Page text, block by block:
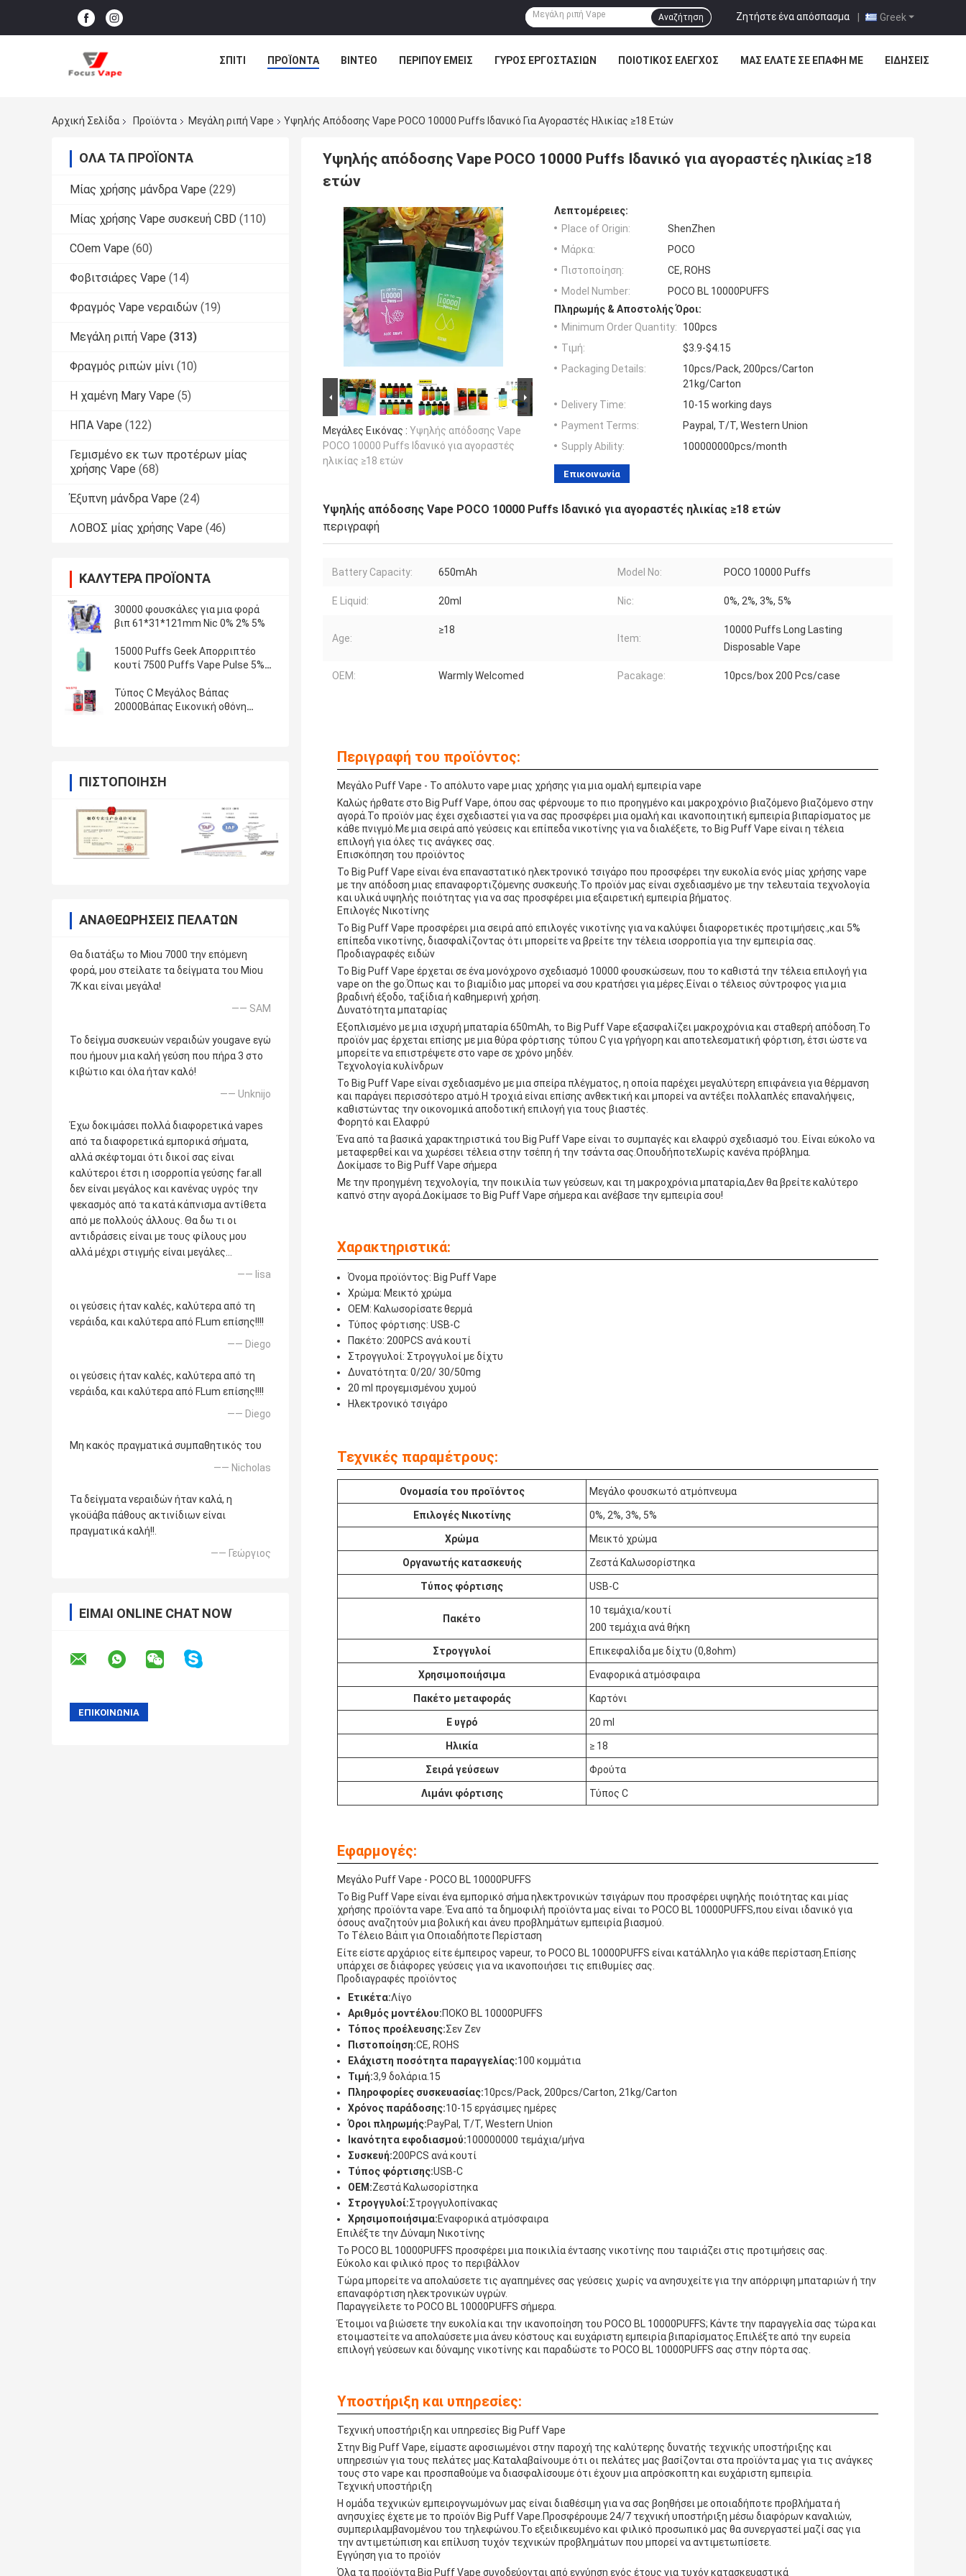
Greek
Ζητήστε ένα απόσπασμα |
Αναζήτηση
ΣΠΊΤΙ ΠΡΟΪΌΝΤΑ ΒΊΝΤΕΟ ΠΕΡΊΠΟΥ ΕΜΕΊΣ ΓΎΡΟΣ ΕΡΓΟΣΤΑΣΊΩΝ ΠΟΙΟΤΙΚΌΣ ΈΛΕΓΧΟΣ ΜΑΣ ΕΛΆΤΕ ΣΕ ΕΠΑΦΉ ΜΕ ΕΙΔΉΣΕΙΣ
Αρχική Σελίδα Προϊόντα Μεγάλη ριπή Vape Υψηλής Απόδοσης Vape POCO 10000 Puffs Ιδανικό Για Αγοραστές Ηλικίας ≥18 Ετών
ΌΛΑ ΤΑ ΠΡΟΪΌΝΤΑ
Μίας χρήσης μάνδρα Vape (229)
Μίας χρήσης Vape συσκευή CBD (110)
COem Vape (60)
Φοβιτσιάρες Vape (14)
Φραγμός Vape νεραιδών (19)
Μεγάλη ριπή Vape (313)
Φραγμός ριπών μίνι (10)
Η χαμένη Mary Vape (5)
ΗΠΑ Vape (122)
Γεμισμένο εκ των προτέρων μίας
χρήσης Vape (68)
Έξυπνη μάνδρα Vape (24)
ΛΟΒΟΣ μίας χρήσης Vape (46)
ΚΑΛΎΤΕΡΑ ΠΡΟΪΌΝΤΑ
30000 φουσκάλες για μια φορά
βιπ 61*31*121mm Nic 0% 2% 5%
15000 Puffs Geek Απορριπτέο
κουτί 7500 Puffs Vape Pulse 5%
Τύπος C Μεγάλος Βάπας
20000Βάπας Εικονική οθόνη
ΠΙΣΤΟΠΟΊΗΣΗ
ΑΝΑΘΕΩΡΉΣΕΙΣ ΠΕΛΑΤΏΝ
Θα διατάξω το Miou 7000 την επόμενη
φορά, μου στείλατε τα δείγματα του Miou
7K και είναι μεγάλα!
—— SAM
Το δείγμα συσκευών νεραιδών yougave εγώ
που ήμουν μια καλή γεύση που πήρα 3 στο
κιβώτιο και όλα ήταν καλό!
—— Unknijo
Έχω δοκιμάσει πολλά διαφορετικά vapes
από τα διαφορετικά εμπορικά σήματα,
αλλά σκέφτομαι ότι δικοί σας είναι
καλύτεροι έτσι η ισορροπία γεύσης far.all
δεν είναι μεγάλος και κανένας υγρός την
ψεκασμός από τα κατά κάπνισμα αντίθετα
από με πολλούς άλλους. Θα δω τι οι
αντιδράσεις είναι με τους φίλους μου
αλλά μέχρι στιγμής είναι μεγάλες…
—— lisa
οι γεύσεις ήταν καλές, καλύτερα από τη
νεράιδα, και καλύτερα από FLum επίσης!!!!
—— Diego
οι γεύσεις ήταν καλές, καλύτερα από τη
νεράιδα, και καλύτερα από FLum επίσης!!!!
—— Diego
Μη κακός πραγματικά συμπαθητικός του
—— Nicholas
Τα δείγματα νεραιδών ήταν καλά, η
γκοϋάβα πάθους ακτινίδιων είναι
πραγματικά καλή!!.
—— Γεώργιος
ΕΊΜΑΙ ONLINE CHAT NOW
Υψηλής απόδοσης Vape POCO 10000 Puffs Ιδανικό για αγοραστές ηλικίας ≥18
ετών
Μεγάλες Εικόνας : Υψηλής απόδοσης Vape
POCO 10000 Puffs Ιδανικό για αγοραστές
ηλικίας ≥18 ετών
Λεπτομέρειες:
Place of Origin:
ShenZhen
Μάρκα:
POCO
Πιστοποίηση:
CE, ROHS
Model Number:
POCO BL 10000PUFFS
Πληρωμής & Αποστολής Όροι:
Minimum Order Quantity:
100pcs
Τιμή:
$3.9-$4.15
Packaging Details:
10pcs/Pack, 200pcs/Carton
21kg/Carton
Delivery Time:
10-15 working days
Payment Terms:
Paypal, T/T, Western Union
Supply Ability:
100000000pcs/month
Επικοινωνία
Υψηλής απόδοσης Vape POCO 10000 Puffs Ιδανικό για αγοραστές ηλικίας ≥18 ετών
περιγραφή
Battery Capacity: 650mAh Model No: POCO 10000 Puffs
E Liquid: 20ml Nic: 0%, 2%, 3%, 5%
Age:
≥18
Item:
10000 Puffs Long Lasting
Disposable Vape
OEM: Warmly Welcomed Pacakage: 10pcs/box 200 Pcs/case
Περιγραφή του προϊόντος:
Μεγάλο Puff Vape - Το απόλυτο vape μιας χρήσης για μια ομαλή εμπειρία vape
Καλώς ήρθατε στο Big Puff Vape, όπου σας φέρνουμε το πιο προηγμένο και μακροχρόνιο βιαζόμενο βιαζόμενο στην
αγορά.Το προϊόν μας έχει σχεδιαστεί για να σας προσφέρει μια ομαλή και ικανοποιητική εμπειρία βιπαρίσματος με
κάθε πνιγμό.Με μια σειρά από γεύσεις και επίπεδα νικοτίνης για να διαλέξετε, το Big Puff Vape είναι η τέλεια
επιλογή για όλες τις ανάγκες σας.
Επισκόπηση του προϊόντος
Το Big Puff Vape είναι ένα επαναστατικό ηλεκτρονικό τσιγάρο που προσφέρει την ευκολία ενός μίας χρήσης vape
με την απόδοση μιας επαναφορτιζόμενης συσκευής.Το προϊόν μας είναι σχεδιασμένο με την τελευταία τεχνολογία
και υλικά υψηλής ποιότητας για να σας προσφέρει μια εξαιρετική εμπειρία βήματος.
Επιλογές Νικοτίνης
Το Big Puff Vape προσφέρει μια σειρά από επιλογές νικοτίνης για να καλύψει διαφορετικές προτιμήσεις.,και 5%
επίπεδα νικοτίνης, διασφαλίζοντας ότι μπορείτε να βρείτε την τέλεια ισορροπία για την εμπειρία σας.
Προδιαγραφές ειδών
Το Big Puff Vape έρχεται σε ένα μονόχρονο σχεδιασμό 10000 φουσκώσεων, που το καθιστά την τέλεια επιλογή για
vape on the go.Όπως και το βιαμίδιο μας μπορεί να σου κρατήσει για μέρες.Είναι ο τέλειος σύντροφος για μια
βραδινή έξοδο, ταξίδια ή καθημερινή χρήση.
Δυνατότητα μπαταρίας
Εξοπλισμένο με μια ισχυρή μπαταρία 650mAh, το Big Puff Vape εξασφαλίζει μακροχρόνια και σταθερή απόδοση.Το
προϊόν μας έρχεται επίσης με μια θύρα φόρτισης τύπου C για γρήγορη και αποτελεσματική φόρτιση, έτσι ώστε να
μπορείτε να επιστρέψετε στο vape σε χρόνο μηδέν.
Τεχνολογία κυλίνδρων
Το Big Puff Vape είναι σχεδιασμένο με μια σπείρα πλέγματος, η οποία παρέχει μεγαλύτερη επιφάνεια για θέρμανση
και παράγει περισσότερο ατμό.Η τροχιά είναι επίσης ανθεκτική και μπορεί να αντέξει πολλαπλές επαναλήψεις,
καθιστώντας την οικονομικά αποδοτική επιλογή για τους βιαστές.
Φορητό και Ελαφρύ
Ένα από τα βασικά χαρακτηριστικά του Big Puff Vape είναι το συμπαγές και ελαφρύ σχεδιασμό του. Είναι εύκολο να
μεταφερθεί και να χωρέσει τέλεια στην τσέπη ή την τσάντα σας.ΟπουδήποτεΧωρίς κανένα πρόβλημα.
Δοκίμασε το Big Puff Vape σήμερα
Με την προηγμένη τεχνολογία, την ποικιλία των γεύσεων, και τη μακροχρόνια μπαταρία,Δεν θα βρείτε καλύτερο
καπνό στην αγορά.Δοκίμασε το Big Puff Vape σήμερα και ανέβασε την εμπειρία σου!
Χαρακτηριστικά:
Όνομα προϊόντος: Big Puff Vape
Χρώμα: Μεικτό χρώμα
OEM: Καλωσορίσατε θερμά
Τύπος φόρτισης: USB-C
Πακέτο: 200PCS ανά κουτί
Στρογγυλοί: Στρογγυλοί με δίχτυ
Δυνατότητα: 0/20/ 30/50mg
20 ml προγεμισμένου χυμού
Ηλεκτρονικό τσιγάρο
Τεχνικές παραμέτρους:
Ονομασία του προϊόντος Μεγάλο φουσκωτό ατμόπνευμα
Επιλογές Νικοτίνης 0%, 2%, 3%, 5%
Χρώμα Μεικτό χρώμα
Οργανωτής κατασκευής Ζεστά Καλωσορίστηκα
Τύπος φόρτισης USB-C
Πακέτο
10 τεμάχια/κουτί
200 τεμάχια ανά θήκη
Στρογγυλοί Επικεφαλίδα με δίχτυ (0,8ohm)
Χρησιμοποιήσιμα Εναφορικά ατμόσφαιρα
Πακέτο μεταφοράς Καρτόνι
Ε υγρό 20 ml
Ηλικία ≥ 18
Σειρά γεύσεων Φρούτα
Λιμάνι φόρτισης Τύπος C
Εφαρμογές:
Μεγάλο Puff Vape - POCO BL 10000PUFFS
Το Big Puff Vape είναι ένα εμπορικό σήμα ηλεκτρονικών τσιγάρων που προσφέρει υψηλής ποιότητας και μίας
χρήσης προϊόντα vape. Ένα από τα δημοφιλή προϊόντα μας είναι το POCO BL 10000PUFFS,που είναι ιδανικό για
όσους αναζητούν μια βολική και άνευ προβλημάτων εμπειρία βιασμού.
Το Τέλειο Βάιπ για Οποιαδήποτε Περίσταση
Είτε είστε αρχάριος είτε έμπειρος vapeur, το POCO BL 10000PUFFS είναι κατάλληλο για κάθε περίσταση.Επίσης
υπάρχει σε διάφορες γεύσεις για να ικανοποιήσει τις επιθυμίες σας.
Προδιαγραφές προϊόντος
Ετικέτα:Λίγο
Αριθμός μοντέλου:ΠΟΚΟ BL 10000PUFFS
Τόπος προέλευσης:Σεν Ζεν
Πιστοποίηση:CE, ROHS
Ελάχιστη ποσότητα παραγγελίας:100 κομμάτια
Τιμή:3,9 δολάρια.15
Πληροφορίες συσκευασίας:10pcs/Pack, 200pcs/Carton, 21kg/Carton
Χρόνος παράδοσης:10-15 εργάσιμες ημέρες
Όροι πληρωμής:PayPal, T/T, Western Union
Ικανότητα εφοδιασμού:100000000 τεμάχια/μήνα
Συσκευή:200PCS ανά κουτί
Τύπος φόρτισης:USB-C
OEM:Ζεστά Καλωσορίστηκα
Στρογγυλοί:Στρογγυλοπίνακας
Χρησιμοποιήσιμα:Εναφορικά ατμόσφαιρα
Επιλέξτε την Δύναμη Νικοτίνης
Το POCO BL 10000PUFFS προσφέρει μια ποικιλία έντασης νικοτίνης που ταιριάζει στις προτιμήσεις σας.
Εύκολο και φιλικό προς το περιβάλλον
Τώρα μπορείτε να απολαύσετε τις αγαπημένες σας γεύσεις χωρίς να ανησυχείτε για την απόρριψη μπαταριών ή την
επαναφόρτιση ηλεκτρονικών υγρών.
Παραγγείλετε το POCO BL 10000PUFFS σήμερα.
Έτοιμοι να βιώσετε την ευκολία και την ικανοποίηση του POCO BL 10000PUFFS; Κάντε την παραγγελία σας τώρα και
ετοιμαστείτε να απολαύσετε μια άνευ κόστους και ευχάριστη εμπειρία βιπαρίσματος.Επιλέξτε από την ευρεία
επιλογή γεύσεων και δύναμης νικοτίνης και παραδώστε το POCO BL 10000PUFFS σας στην πόρτα σας.
Υποστήριξη και υπηρεσίες:
Τεχνική υποστήριξη και υπηρεσίες Big Puff Vape
Στην Big Puff Vape, είμαστε αφοσιωμένοι στην παροχή της καλύτερης δυνατής τεχνικής υποστήριξης και
υπηρεσιών για τους πελάτες μας.Καταλαβαίνουμε ότι οι πελάτες μας βασίζονται στα προϊόντα μας για τις ανάγκες
τους στο vape και προσπαθούμε να διασφαλίσουμε ότι έχουν μια απρόσκοπτη και ευχάριστη εμπειρία.
Τεχνική υποστήριξη
Η ομάδα τεχνικών εμπειρογνωμόνων μας είναι διαθέσιμη για να σας βοηθήσει με οποιαδήποτε προβλήματα ή
ανησυχίες έχετε με το προϊόν Big Puff Vape.Προσφέρουμε 24/7 τεχνική υποστήριξη μέσω διαφόρων καναλιών,
συμπεριλαμβανομένου του τηλεφώνου.Το εξειδικευμένο και φιλικό προσωπικό μας θα συνεργαστεί μαζί σας για
την αντιμετώπιση και επίλυση τυχόν τεχνικών προβλημάτων που μπορεί να αντιμετωπίσετε.
Εγγύηση για το προϊόν
Όλα τα προϊόντα Big Puff Vape συνοδεύονται από εγγύηση ενός έτους για τυχόν κατασκευαστικά